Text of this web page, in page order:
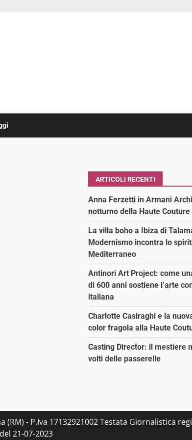
ARTICOLI RECENTI
Anna Ferzetti in Armani
notturno della Haute
La villa boho a Ibiza di
Modernismo incontra lo
Mediterraneo
Antinori Art Project: come
di 600 anni sostiene l’arte
italiana
Charlotte Casiraghi e la
color fragola alla Haute
Casting Director: il mestiere
volti delle passerelle
- P.Iva 17132921002 Testata Giornalistica
21-07-2023